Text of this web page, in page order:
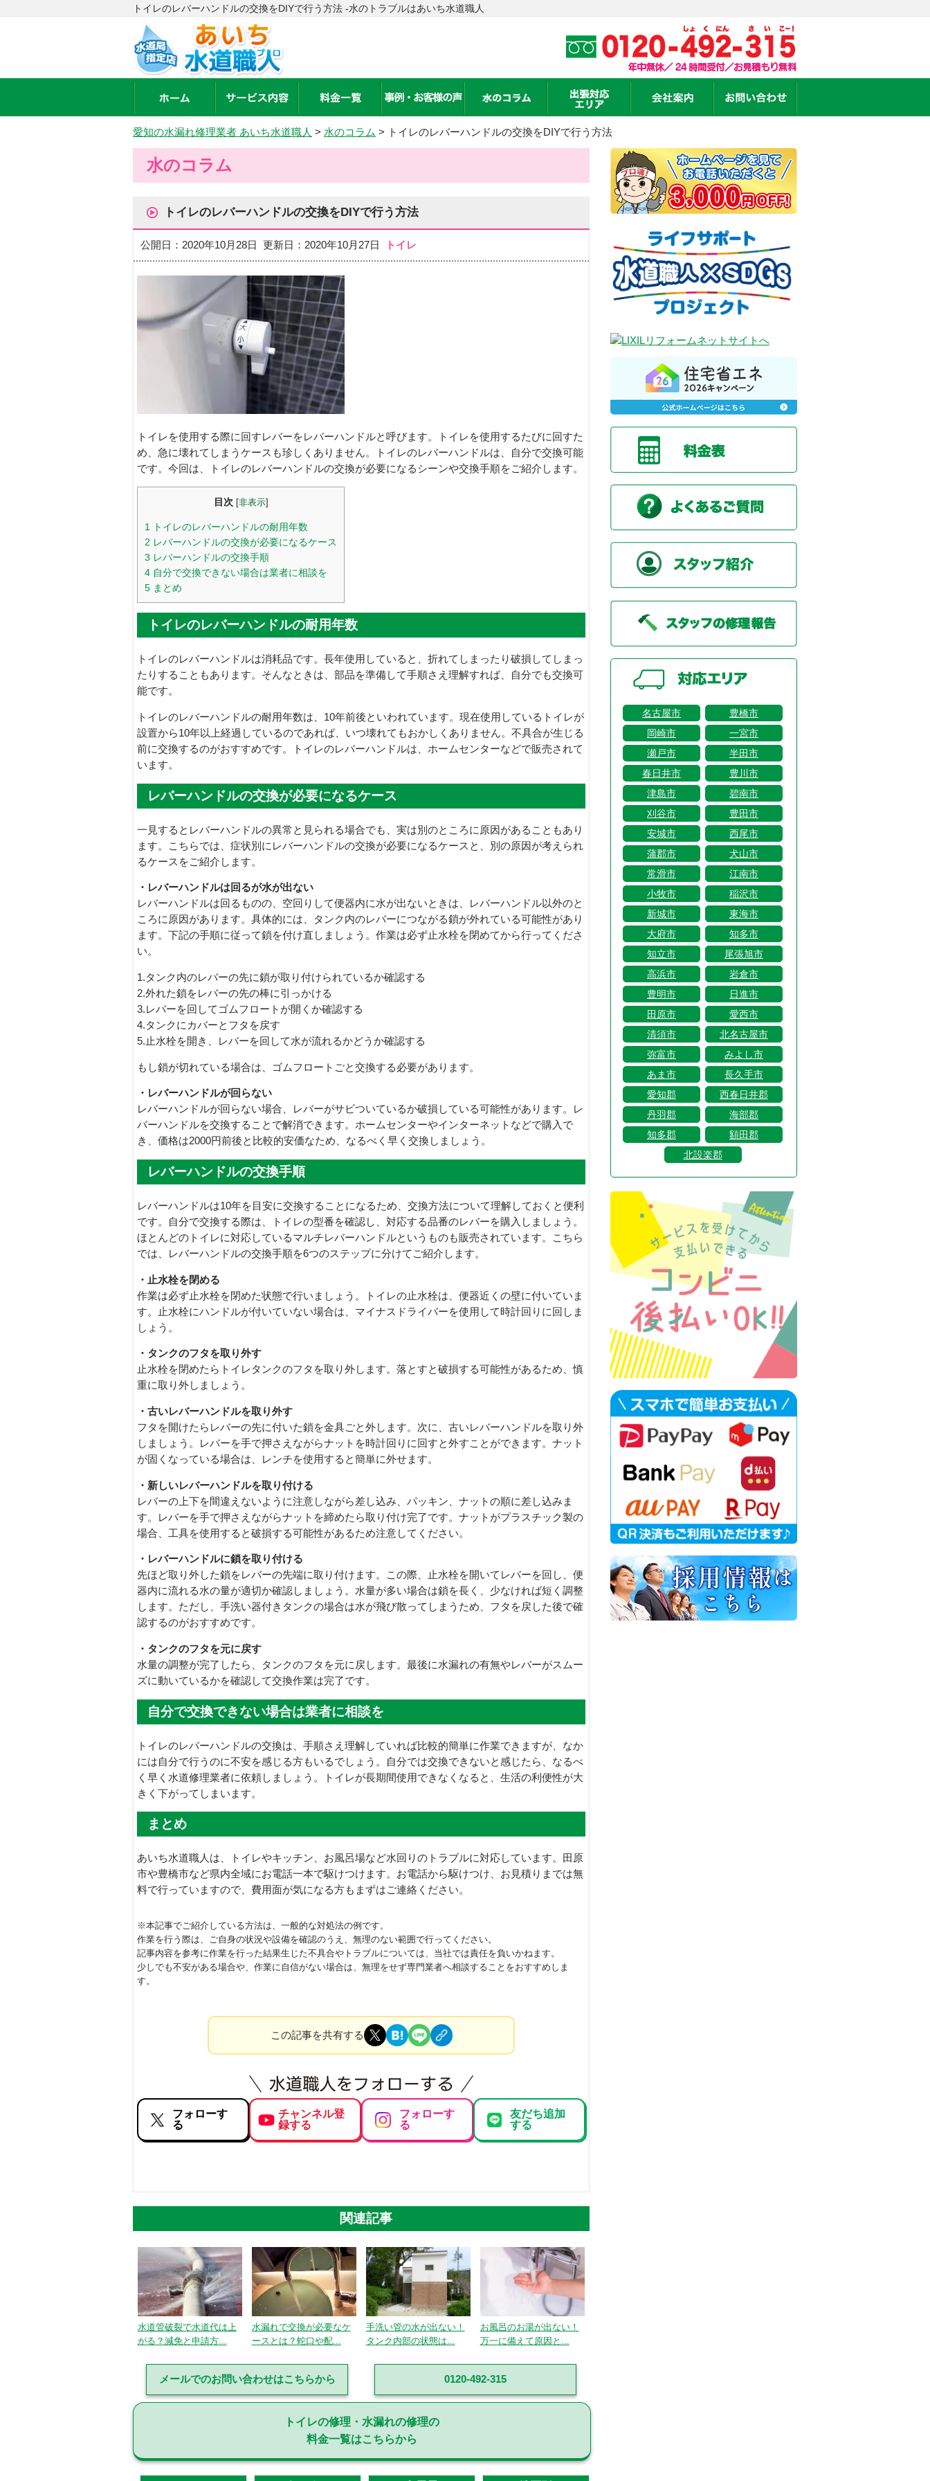
トイレのレバーハンドルの交換をDIYで行う方法 -水のトラブルはあいち水道職人
愛知の水漏れ修理業者 あいち水道職人 > 水のコラム > トイレのレバーハンドルの交換をDIYで行う方法
水のコラム
トイレのレバーハンドルの交換をDIYで行う方法
公開日：2020年10月28日 更新日：2020年10月27日 トイレ
トイレを使用する際に回すレバーをレバーハンドルと呼びます。トイレを使用するたびに回すた
め、急に壊れてしまうケースも珍しくありません。トイレのレバーハンドルは、自分で交換可能
です。今回は、トイレのレバーハンドルの交換が必要になるシーンや交換手順をご紹介します。
目次 非表示]
1 トイレのレバーハンドルの耐用年数
2 レバーハンドルの交換が必要になるケース
3 レバーハンドルの交換手順
4 自分で交換できない場合は業者に相談を
5 まとめ
トイレのレバーハンドルの耐用年数
トイレのレバーハンドルは消耗品です。長年使用していると、折れてしまったり破損してしまっ
たりすることもあります。そんなときは、部品を準備して手順さえ理解すれば、自分でも交換可
能です。
トイレのレバーハンドルの耐用年数は、10年前後といわれています。現在使用しているトイレが
設置から10年以上経過しているのであれば、いつ壊れてもおかしくありません。不具合が生じる
前に交換するのがおすすめです。トイレのレバーハンドルは、ホームセンターなどで販売されて
います。
レバーハンドルの交換が必要になるケース
一見するとレバーハンドルの異常と見られる場合でも、実は別のところに原因があることもあり
ます。こちらでは、症状別にレバーハンドルの交換が必要になるケースと、別の原因が考えられ
るケースをご紹介します。
・レバーハンドルは回るが水が出ない
レバーハンドルは回るものの、空回りして便器内に水が出ないときは、レバーハンドル以外のと
ころに原因があります。具体的には、タンク内のレバーにつながる鎖が外れている可能性があり
ます。下記の手順に従って鎖を付け直しましょう。作業は必ず止水栓を閉めてから行ってくださ
い。
1.タンク内のレバーの先に鎖が取り付けられているか確認する
2.外れた鎖をレバーの先の棒に引っかける
3.レバーを回してゴムフロートが開くか確認する
4.タンクにカバーとフタを戻す
5.止水栓を開き、レバーを回して水が流れるかどうか確認する
もし鎖が切れている場合は、ゴムフロートごと交換する必要があります。
・レバーハンドルが回らない
レバーハンドルが回らない場合、レバーがサビついているか破損している可能性があります。レ
バーハンドルを交換することで解消できます。ホームセンターやインターネットなどで購入で
き、価格は2000円前後と比較的安価なため、なるべく早く交換しましょう。
レバーハンドルの交換手順
レバーハンドルは10年を目安に交換することになるため、交換方法について理解しておくと便利
です。自分で交換する際は、トイレの型番を確認し、対応する品番のレバーを購入しましょう。
ほとんどのトイレに対応しているマルチレバーハンドルというものも販売されています。こちら
では、レバーハンドルの交換手順を6つのステップに分けてご紹介します。
・止水栓を閉める
作業は必ず止水栓を閉めた状態で行いましょう。トイレの止水栓は、便器近くの壁に付いていま
す。止水栓にハンドルが付いていない場合は、マイナスドライバーを使用して時計回りに回しま
しょう。
・タンクのフタを取り外す
止水栓を閉めたらトイレタンクのフタを取り外します。落とすと破損する可能性があるため、慎
重に取り外しましょう。
・古いレバーハンドルを取り外す
フタを開けたらレバーの先に付いた鎖を金具ごと外します。次に、古いレバーハンドルを取り外
しましょう。レバーを手で押さえながらナットを時計回りに回すと外すことができます。ナット
が固くなっている場合は、レンチを使用すると簡単に外せます。
・新しいレバーハンドルを取り付ける
レバーの上下を間違えないように注意しながら差し込み、パッキン、ナットの順に差し込みま
す。レバーを手で押さえながらナットを締めたら取り付け完了です。ナットがプラスチック製の
場合、工具を使用すると破損する可能性があるため注意してください。
・レバーハンドルに鎖を取り付ける
先ほど取り外した鎖をレバーの先端に取り付けます。この際、止水栓を開いてレバーを回し、便
器内に流れる水の量が適切か確認しましょう。水量が多い場合は鎖を長く、少なければ短く調整
します。ただし、手洗い器付きタンクの場合は水が飛び散ってしまうため、フタを戻した後で確
認するのがおすすめです。
・タンクのフタを元に戻す
水量の調整が完了したら、タンクのフタを元に戻します。最後に水漏れの有無やレバーがスムー
ズに動いているかを確認して交換作業は完了です。
自分で交換できない場合は業者に相談を
トイレのレバーハンドルの交換は、手順さえ理解していれば比較的簡単に作業できますが、なか
には自分で行うのに不安を感じる方もいるでしょう。自分では交換できないと感じたら、なるべ
く早く水道修理業者に依頼しましょう。トイレが長期間使用できなくなると、生活の利便性が大
きく下がってしまいます。
まとめ
あいち水道職人は、トイレやキッチン、お風呂場など水回りのトラブルに対応しています。田原
市や豊橋市など県内全域にお電話一本で駆けつけます。お電話から駆けつけ、お見積りまでは無
料で行っていますので、費用面が気になる方もまずはご連絡ください。
※本記事でご紹介している方法は、一般的な対処法の例です。
作業を行う際は、ご自身の状況や設備を確認のうえ、無理のない範囲で行ってください。
記事内容を参考に作業を行った結果生じた不具合やトラブルについては、当社では責任を負いかねます。
少しでも不安がある場合や、作業に自信がない場合は、無理をせず専門業者へ相談することをおすすめしま
す。
この記事を共有する
フォローす
る
チャンネル登
録する
フォローす
る
友だち追加
する
関連記事
水道管破裂で水道代は上
がる？減免と申請方...
水漏れで交換が必要なケ
ースとは？蛇口や配...
手洗い管の水が出ない！
タンク内部の状態は...
お風呂のお湯が出ない！
万一に備えて原因と...
メールでのお問い合わせはこちらから 0120-492-315
トイレの修理・水漏れの修理の
料金一覧はこちらから
名古屋市
豊橋市
岡崎市
一宮市
瀬戸市
半田市
春日井市
豊川市
津島市
碧南市
刈谷市
豊田市
安城市
西尾市
蒲郡市
犬山市
常滑市
江南市
小牧市
稲沢市
新城市
東海市
大府市
知多市
知立市
尾張旭市
高浜市
岩倉市
豊明市
日進市
田原市
愛西市
清須市
北名古屋市
弥富市
みよし市
あま市
長久手市
愛知郡
西春日井郡
丹羽郡
海部郡
知多郡
額田郡
北設楽郡